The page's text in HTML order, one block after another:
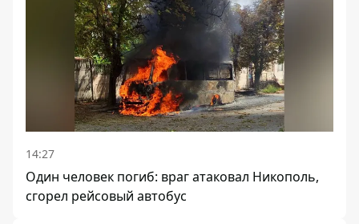
14:27
Один человек погиб: враг атаковал Никополь,
сгорел рейсовый автобус